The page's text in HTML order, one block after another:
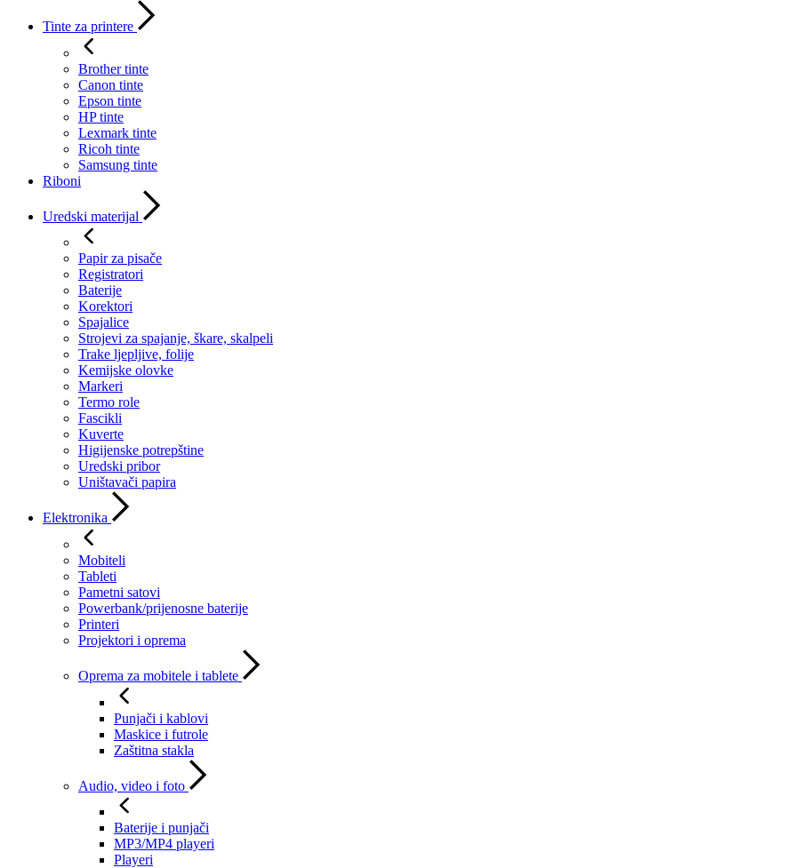
Tinte za printere
Brother tinte
Canon tinte
Epson tinte
HP tinte
Lexmark tinte
Ricoh tinte
Samsung tinte
Riboni
Uredski materijal
Papir za pisače
Registratori
Baterije
Korektori
Spajalice
Strojevi za spajanje, škare, skalpeli
Trake ljepljive, folije
Kemijske olovke
Markeri
Termo role
Fascikli
Kuverte
Higijenske potrepštine
Uredski pribor
Uništavači papira
Elektronika
Mobiteli
Tableti
Pametni satovi
Powerbank/prijenosne baterije
Printeri
Projektori i oprema
Oprema za mobitele i tablete
Punjači i kablovi
Maskice i futrole
Zaštitna stakla
Audio, video i foto
Baterije i punjači
MP3/MP4 playeri
Playeri